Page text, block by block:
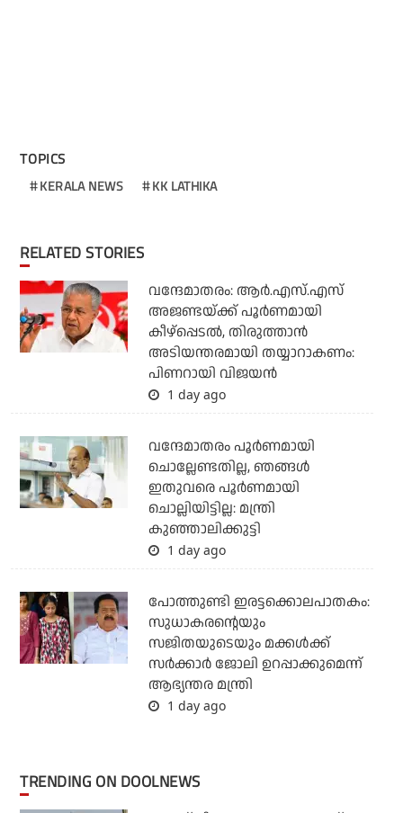
TOPICS
KERALA NEWS KK LATHIKA
RELATED STORIES
വന്ദേമാതരം: ആര്‍.എസ്.എസ്
അജണ്ടയ്ക്ക് പൂര്‍ണമായി
കീഴ്‌പ്പെടല്‍, തിരുത്താന്‍
അടിയന്തരമായി തയ്യാറാകണം:
പിണറായി വിജയന്‍
1 day ago
വന്ദേമാതരം പൂര്‍ണമായി
ചൊല്ലേണ്ടതില്ല, ഞങ്ങള്‍
ഇതുവരെ പൂര്‍ണമായി
ചൊല്ലിയിട്ടില്ല: മന്ത്രി
കുഞ്ഞാലിക്കുട്ടി
1 day ago
പോത്തുണ്ടി ഇരട്ടക്കൊലപാതകം:
സുധാകരന്റെയും
സജിതയുടെയും മക്കള്‍ക്ക്
സര്‍ക്കാര്‍ ജോലി ഉറപ്പാക്കുമെന്ന്
ആഭ്യന്തര മന്ത്രി
1 day ago
TRENDING ON DOOLNEWS